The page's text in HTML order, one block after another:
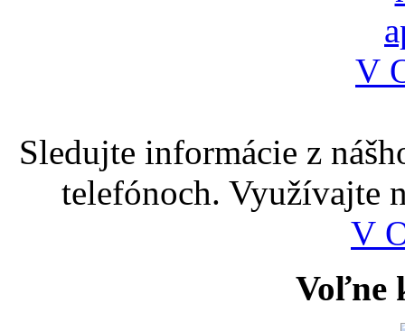
Sledujte informácie z
telefónoch. Využívajte
V
Voľne